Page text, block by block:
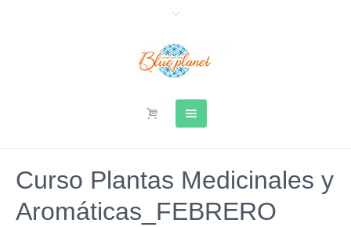
Curso Plantas Medicinales y
Aromáticas_FEBRERO